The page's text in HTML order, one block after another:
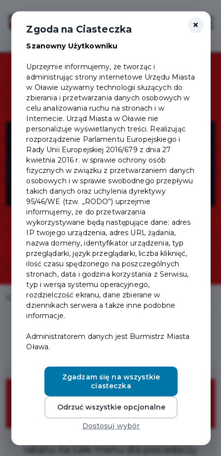
Pho Viet
restauracja
wietnamska
Home Oferty Pho Viet restauracja wietnamska
10%
ZNIŻKI
rabatu na całe menu dla posiadaczy
×
Zgoda na Ciasteczka
Szanowny Użytkowniku
Uprzejmie informujemy, że tworząc i
administrując strony internetowe Urzędu Miasta
w Oławie używamy technologii służących do
zbierania i przetwarzania danych osobowych w
celu analizowania ruchu na stronach i w
Internecie. Urząd Miasta w Oławie nie
personalizuje wyświetlanych treści. Realizując
rozporządzenie Parlamentu Europejskiego i
Rady Unii Europejskiej 2016/679 z dnia 27
kwietnia 2016 r. w sprawie ochrony osób
fizycznych w związku z przetwarzaniem danych
osobowych i w sprawie swobodnego przepływu
takich danych oraz uchylenia dyrektywy
95/46/WE (tzw. „RODO”) uprzejmie
informujemy, że do przetwarzania
wykorzystywane będą następujące dane: adres
IP twojego urządzenia, adres URL żądania,
nazwa domeny, identyfikator urządzenia, typ
przeglądarki, język przeglądarki, liczba kliknięć,
ilość czasu spędzonego na poszczególnych
stronach, data i godzina korzystania z Serwisu,
typ i wersja systemu operacyjnego,
rozdzielczość ekranu, dane zbierane w
dziennikach serwera a także inne podobne
informacje.
Administratorem danych jest Burmistrz Miasta
Oława.
Zgadzam się na wszystkie
ciasteczka
Odrzuć wszystkie opcjonalne
Dostosuj wybór